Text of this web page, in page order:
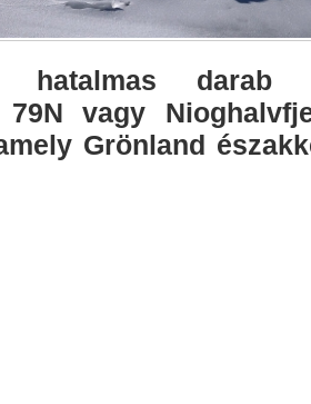
hatalmas darab
79N vagy
Grönland